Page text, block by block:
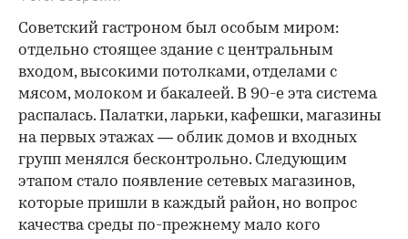
Советский гастроном был особым миром:
отдельно стоящее здание с центральным
входом, высокими потолками, отделами с
мясом, молоком и бакалеей. В 90-е эта система
распалась. Палатки, ларьки, кафешки, магазины
на первых этажах — облик домов и входных
групп менялся бесконтрольно. Следующим
этапом стало появление сетевых магазинов,
которые пришли в каждый район, но вопрос
качества среды по-прежнему мало кого